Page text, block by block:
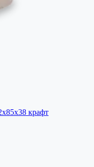
крафт